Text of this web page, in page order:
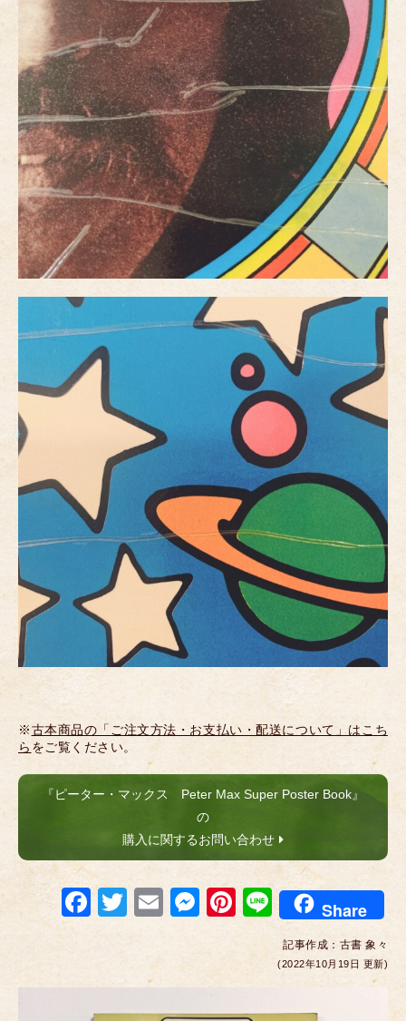
※古本商品の「ご注文方法・お支払い・配送について」はこち
ら をご覧ください。
『ピーター・マックス Peter Max Super Poster Book』
の
購入に関するお問い合わせ
F
e
T
tt
er
E
ail
M
ss
Pi
nt
er
Li
n
e
Share
記事作成： 古書 象々
(2022年10月19日 更新)